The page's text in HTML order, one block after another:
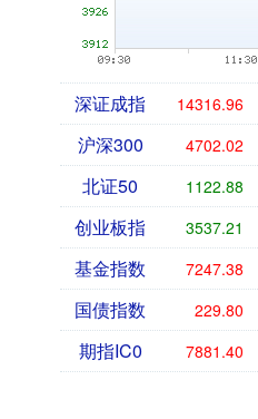
深证成指 14316.96
沪深300 4702.02
北证50 1122.88
创业板指 3537.21
基金指数 7247.38
国债指数 229.80
期指IC0 7881.40